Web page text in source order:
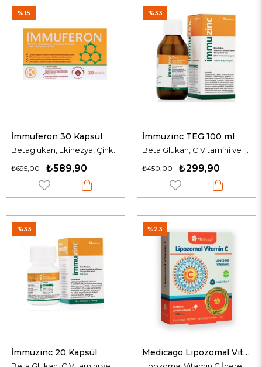
İmmuferon 30 Kapsül
₺589,90
₺695,00
%15
İmmuzinc TEG 100 ml
₺299,90
₺450,00
%33
İmmuzinc 20 Kapsül
%33
Medicago Lipozomal Vitamin C 30 Bitkisel Kapsül
%23